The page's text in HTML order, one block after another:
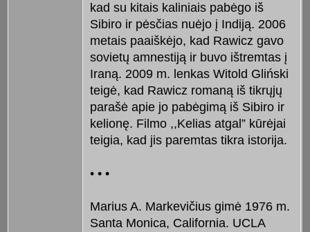
kad su kitais kaliniais pabėgo iš
Sibiro ir pėsčias nuėjo į Indiją. 2006
metais paaiškėjo, kad Rawicz gavo
sovietų amnestiją ir buvo ištremtas į
Iraną. 2009 m. lenkas Witold Gliński
teigė, kad Rawicz romaną iš tikrųjų
parašė apie jo pabėgimą iš Sibiro ir
kelionę. Filmo ,,Kelias atgal” kūrėjai
teigia, kad jis paremtas tikra istorija.
• • •
Marius A. Markevičius gimė 1976 m.
Santa Monica, California. UCLA